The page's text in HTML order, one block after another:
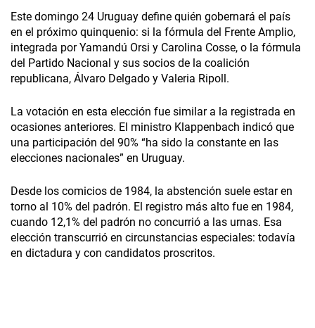
Este domingo 24 Uruguay define quién gobernará el país
en el próximo quinquenio: si la fórmula del Frente Amplio,
integrada por Yamandú Orsi y Carolina Cosse, o la fórmula
del Partido Nacional y sus socios de la coalición
republicana, Álvaro Delgado y Valeria Ripoll.
La votación en esta elección fue similar a la registrada en
ocasiones anteriores. El ministro Klappenbach indicó que
una participación del 90% “ha sido la constante en las
elecciones nacionales” en Uruguay.
Desde los comicios de 1984, la abstención suele estar en
torno al 10% del padrón. El registro más alto fue en 1984,
cuando 12,1% del padrón no concurrió a las urnas. Esa
elección transcurrió en circunstancias especiales: todavía
en dictadura y con candidatos proscritos.